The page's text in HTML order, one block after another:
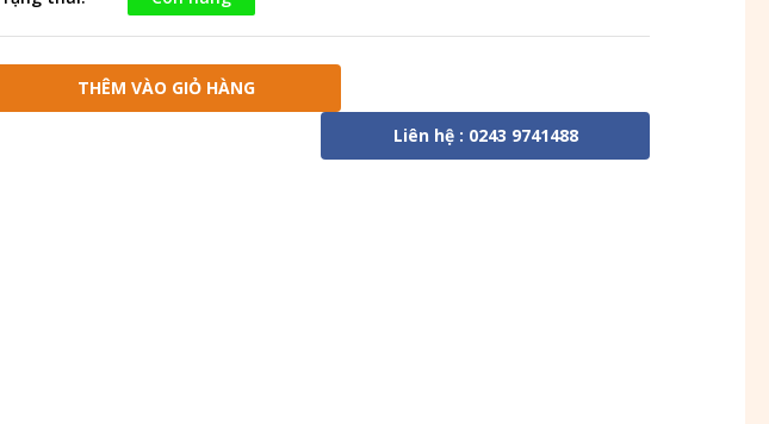
THÊM VÀO GIỎ HÀNG
Liên hệ : 0243 9741488